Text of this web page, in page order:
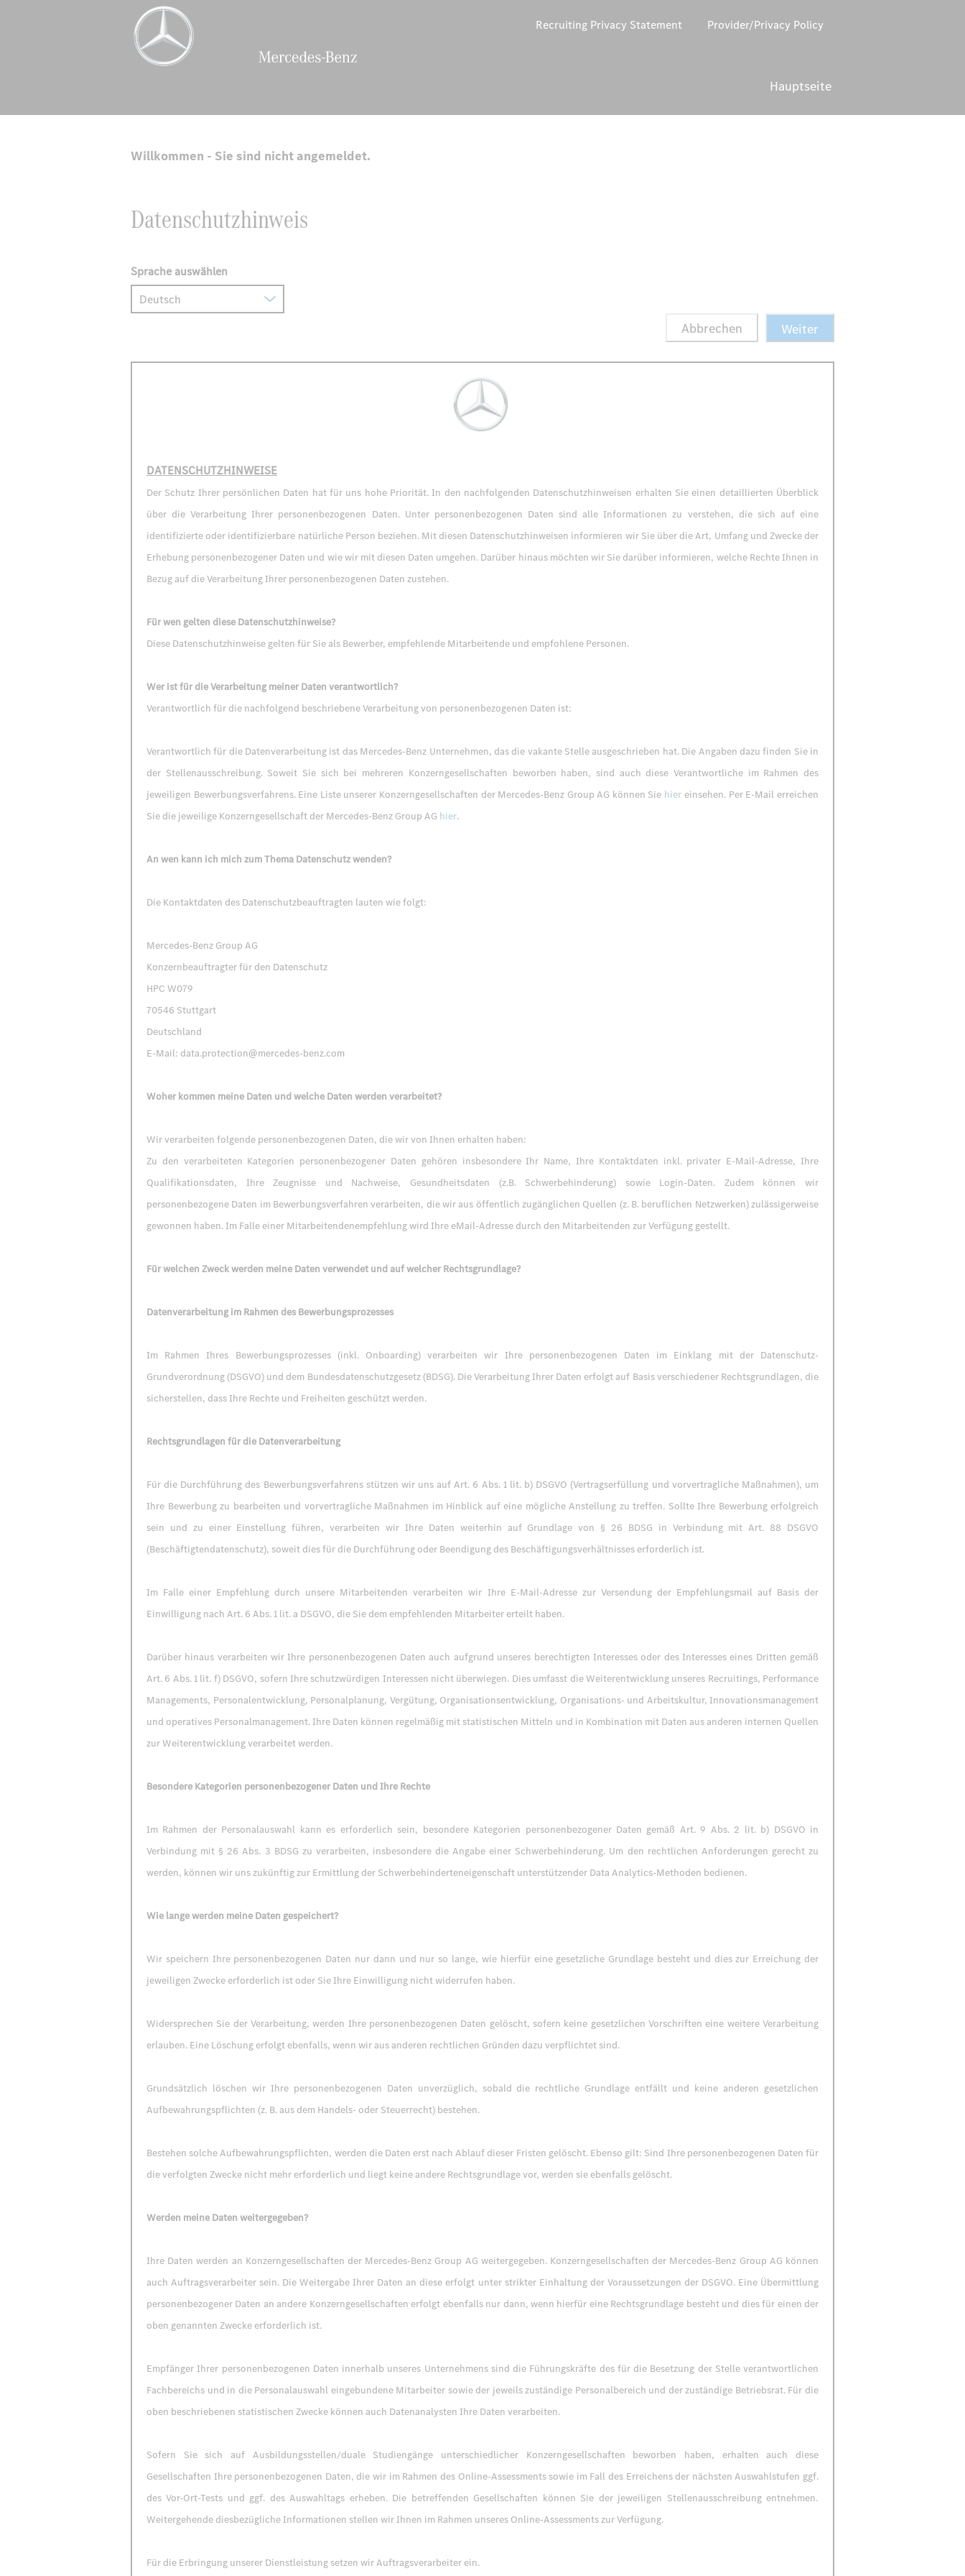
Recruiting Privacy Statement Provider/Privacy Policy
Willkommen - Sie sind nicht angemeldet.
Hauptseite
Beginn
Datenschutzhinweis
Sprache auswählen
DATENSCHUTZHINWEISE
Der Schutz Ihrer persönlichen Daten hat für uns hohe Priorität. In den nachfolgenden Datenschutzhinweisen erhalten Sie einen detaillierten Überblick
über die Verarbeitung Ihrer personenbezogenen Daten. Unter personenbezogenen Daten sind alle Informationen zu verstehen, die sich auf eine
identifizierte oder identifizierbare natürliche Person beziehen. Mit diesen Datenschutzhinweisen informieren wir Sie über die Art, Umfang und Zwecke der
Erhebung personenbezogener Daten und wie wir mit diesen Daten umgehen. Darüber hinaus möchten wir Sie darüber informieren, welche Rechte Ihnen in
Bezug auf die Verarbeitung Ihrer personenbezogenen Daten zustehen.
Für wen gelten diese Datenschutzhinweise?
Diese Datenschutzhinweise gelten für Sie als Bewerber, empfehlende Mitarbeitende und empfohlene Personen.
Wer ist für die Verarbeitung meiner Daten verantwortlich?
Verantwortlich für die nachfolgend beschriebene Verarbeitung von personenbezogenen Daten ist:
Verantwortlich für die Datenverarbeitung ist das Mercedes-Benz Unternehmen, das die vakante Stelle ausgeschrieben hat. Die Angaben dazu finden Sie in
der Stellenausschreibung. Soweit Sie sich bei mehreren Konzerngesellschaften beworben haben, sind auch diese Verantwortliche im Rahmen des
jeweiligen Bewerbungsverfahrens. Eine Liste unserer Konzerngesellschaften der Mercedes-Benz Group AG können Sie hier einsehen. Per E-Mail erreichen
Sie die jeweilige Konzerngesellschaft der Mercedes-Benz Group AG hier.
An wen kann ich mich zum Thema Datenschutz wenden?
Die Kontaktdaten des Datenschutzbeauftragten lauten wie folgt:
Mercedes-Benz Group AG
Konzernbeauftragter für den Datenschutz
HPC W079
70546 Stuttgart
Deutschland
E-Mail: data.protection@mercedes-benz.com
Woher kommen meine Daten und welche Daten werden verarbeitet?
Wir verarbeiten folgende personenbezogenen Daten, die wir von Ihnen erhalten haben:
Zu den verarbeiteten Kategorien personenbezogener Daten gehören insbesondere Ihr Name, Ihre Kontaktdaten inkl. privater E-Mail-Adresse, Ihre
Qualifikationsdaten, Ihre Zeugnisse und Nachweise, Gesundheitsdaten (z.B. Schwerbehinderung) sowie Login-Daten. Zudem können wir
personenbezogene Daten im Bewerbungsverfahren verarbeiten, die wir aus öffentlich zugänglichen Quellen (z. B. beruflichen Netzwerken) zulässigerweise
gewonnen haben. Im Falle einer Mitarbeitendenempfehlung wird Ihre eMail-Adresse durch den Mitarbeitenden zur Verfügung gestellt.
Für welchen Zweck werden meine Daten verwendet und auf welcher Rechtsgrundlage?
Datenverarbeitung im Rahmen des Bewerbungsprozesses
Im Rahmen Ihres Bewerbungsprozesses (inkl. Onboarding) verarbeiten wir Ihre personenbezogenen Daten im Einklang mit der Datenschutz-
Grundverordnung (DSGVO) und dem Bundesdatenschutzgesetz (BDSG). Die Verarbeitung Ihrer Daten erfolgt auf Basis verschiedener Rechtsgrundlagen, die
sicherstellen, dass Ihre Rechte und Freiheiten geschützt werden.
Rechtsgrundlagen für die Datenverarbeitung
Für die Durchführung des Bewerbungsverfahrens stützen wir uns auf Art. 6 Abs. 1 lit. b) DSGVO (Vertragserfüllung und vorvertragliche Maßnahmen), um
Ihre Bewerbung zu bearbeiten und vorvertragliche Maßnahmen im Hinblick auf eine mögliche Anstellung zu treffen. Sollte Ihre Bewerbung erfolgreich
sein und zu einer Einstellung führen, verarbeiten wir Ihre Daten weiterhin auf Grundlage von § 26 BDSG in Verbindung mit Art. 88 DSGVO
(Beschäftigtendatenschutz), soweit dies für die Durchführung oder Beendigung des Beschäftigungsverhältnisses erforderlich ist.
Im Falle einer Empfehlung durch unsere Mitarbeitenden verarbeiten wir Ihre E-Mail-Adresse zur Versendung der Empfehlungsmail auf Basis der
Einwilligung nach Art. 6 Abs. 1 lit. a DSGVO, die Sie dem empfehlenden Mitarbeiter erteilt haben.
Darüber hinaus verarbeiten wir Ihre personenbezogenen Daten auch aufgrund unseres berechtigten Interesses oder des Interesses eines Dritten gemäß
Art. 6 Abs. 1 lit. f) DSGVO, sofern Ihre schutzwürdigen Interessen nicht überwiegen. Dies umfasst die Weiterentwicklung unseres Recruitings, Performance
Managements, Personalentwicklung, Personalplanung, Vergütung, Organisationsentwicklung, Organisations- und Arbeitskultur, Innovationsmanagement
und operatives Personalmanagement. Ihre Daten können regelmäßig mit statistischen Mitteln und in Kombination mit Daten aus anderen internen Quellen
zur Weiterentwicklung verarbeitet werden.
Besondere Kategorien personenbezogener Daten und Ihre Rechte
Im Rahmen der Personalauswahl kann es erforderlich sein, besondere Kategorien personenbezogener Daten gemäß Art. 9 Abs. 2 lit. b) DSGVO in
Verbindung mit § 26 Abs. 3 BDSG zu verarbeiten, insbesondere die Angabe einer Schwerbehinderung. Um den rechtlichen Anforderungen gerecht zu
werden, können wir uns zukünftig zur Ermittlung der Schwerbehinderteneigenschaft unterstützender Data Analytics-Methoden bedienen.
Wie lange werden meine Daten gespeichert?
Wir speichern Ihre personenbezogenen Daten nur dann und nur so lange, wie hierfür eine gesetzliche Grundlage besteht und dies zur Erreichung der
jeweiligen Zwecke erforderlich ist oder Sie Ihre Einwilligung nicht widerrufen haben.
Widersprechen Sie der Verarbeitung, werden Ihre personenbezogenen Daten gelöscht, sofern keine gesetzlichen Vorschriften eine weitere Verarbeitung
erlauben. Eine Löschung erfolgt ebenfalls, wenn wir aus anderen rechtlichen Gründen dazu verpflichtet sind.
Grundsätzlich löschen wir Ihre personenbezogenen Daten unverzüglich, sobald die rechtliche Grundlage entfällt und keine anderen gesetzlichen
Aufbewahrungspflichten (z. B. aus dem Handels- oder Steuerrecht) bestehen.
Bestehen solche Aufbewahrungspflichten, werden die Daten erst nach Ablauf dieser Fristen gelöscht. Ebenso gilt: Sind Ihre personenbezogenen Daten für
die verfolgten Zwecke nicht mehr erforderlich und liegt keine andere Rechtsgrundlage vor, werden sie ebenfalls gelöscht.
Werden meine Daten weitergegeben?
Ihre Daten werden an Konzerngesellschaften der Mercedes-Benz Group AG weitergegeben. Konzerngesellschaften der Mercedes-Benz Group AG können
auch Auftragsverarbeiter sein. Die Weitergabe Ihrer Daten an diese erfolgt unter strikter Einhaltung der Voraussetzungen der DSGVO. Eine Übermittlung
personenbezogener Daten an andere Konzerngesellschaften erfolgt ebenfalls nur dann, wenn hierfür eine Rechtsgrundlage besteht und dies für einen der
oben genannten Zwecke erforderlich ist.
Empfänger Ihrer personenbezogenen Daten innerhalb unseres Unternehmens sind die Führungskräfte des für die Besetzung der Stelle verantwortlichen
Fachbereichs und in die Personalauswahl eingebundene Mitarbeiter sowie der jeweils zuständige Personalbereich und der zuständige Betriebsrat. Für die
oben beschriebenen statistischen Zwecke können auch Datenanalysten Ihre Daten verarbeiten.
Sofern Sie sich auf Ausbildungsstellen/duale Studiengänge unterschiedlicher Konzerngesellschaften beworben haben, erhalten auch diese
Gesellschaften Ihre personenbezogenen Daten, die wir im Rahmen des Online-Assessments sowie im Fall des Erreichens der nächsten Auswahlstufen ggf.
des Vor-Ort-Tests und ggf. des Auswahltags erheben. Die betreffenden Gesellschaften können Sie der jeweiligen Stellenausschreibung entnehmen.
Weitergehende diesbezügliche Informationen stellen wir Ihnen im Rahmen unseres Online-Assessments zur Verfügung.
Für die Erbringung unserer Dienstleistung setzen wir Auftragsverarbeiter ein.